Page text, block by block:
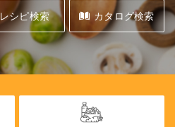
レシピ検索 カタログ検索